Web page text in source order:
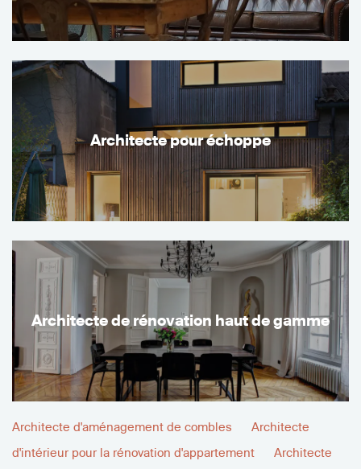
Architecte pour échoppe
Architecte de rénovation haut de gamme
Architecte d'aménagement de combles
Architecte
d'intérieur pour la rénovation d'appartement
Architecte